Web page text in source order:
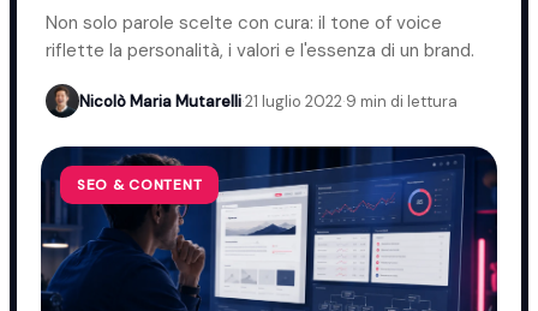
Non solo parole scelte con cura: il tone of voice
riflette la personalità, i valori e l'essenza di un brand.
Nicolò Maria Mutarelli·21 luglio 2022·9 min di lettura
SEO & CONTENT